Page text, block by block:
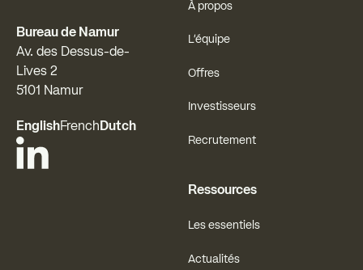
Bureau de Namur
Av. des Dessus-de-
Lives 2
5101 Namur
EnglishFrench Dutch
À propos
L'équipe
Offres
Investisseurs
Recrutement
Ressources
Les essentiels
Actualités